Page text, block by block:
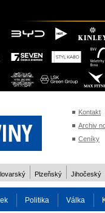
Kontakt
Archiv
Ceníky
Plzeňský Jihočeský
Politika Válka